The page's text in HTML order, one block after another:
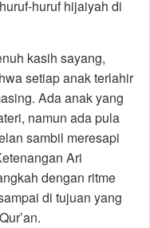
huruf hijaiyah di
kasih sayang,
setiap anak terlahir
Ada anak yang
namun ada pula
sambil meresapi
Ari
dengan ritme
di tujuan yang